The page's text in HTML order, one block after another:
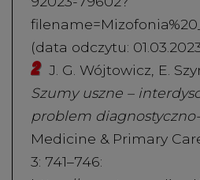
(data odczytu:
J. G. Wójtowicz, E.
Szumy uszne –
problem
Medicine & Primary
3: 741–746: